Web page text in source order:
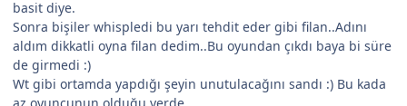
basit diye.
Sonra bişiler whispledi bu yarı tehdit eder gibi filan..Adını
aldım dikkatli oyna filan dedim..Bu oyundan çıkdı baya bi süre
de girmedi :)
Wt gibi ortamda yapdığı şeyin unutulacağını sandı :) Bu kada